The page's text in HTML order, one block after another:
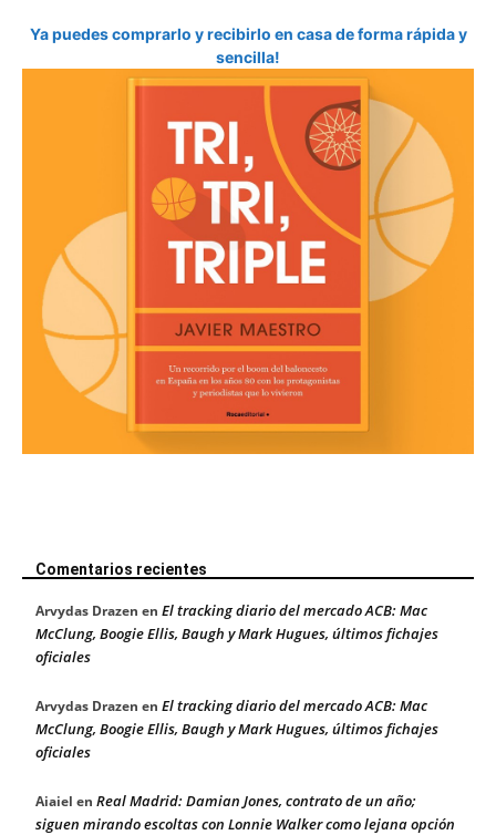
Ya puedes comprarlo y recibirlo en casa de forma rápida y
sencilla!
Comentarios recientes
Arvydas Drazen en El tracking diario del mercado ACB: Mac
McClung, Boogie Ellis, Baugh y Mark Hugues, últimos fichajes
oficiales
Arvydas Drazen en El tracking diario del mercado ACB: Mac
McClung, Boogie Ellis, Baugh y Mark Hugues, últimos fichajes
oficiales
Aiaiel en Real Madrid: Damian Jones, contrato de un año;
siguen mirando escoltas con Lonnie Walker como lejana opción